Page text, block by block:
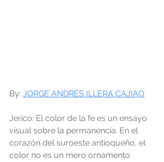
By: JORGE ANDRÉS ILLERA CAJIAO
Jericó: El color de la fe es un ensayo
visual sobre la permanencia. En el
corazón del suroeste antioqueño, el
color no es un mero ornamento